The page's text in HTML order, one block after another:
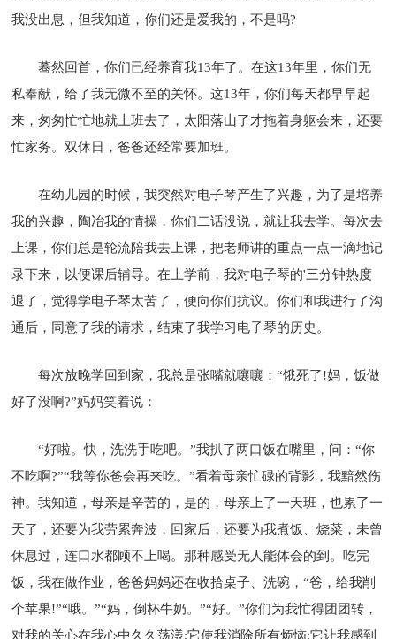
我没出息，但我知道，你们还是爱我的，不是吗?
蓦然回首，你们已经养育我13年了。在这13年里，你们无
私奉献，给了我无微不至的关怀。这13年，你们每天都早早起
来，匆匆忙忙地就上班去了，太阳落山了才拖着身躯会来，还要
忙家务。双休日，爸爸还经常要加班。
在幼儿园的时候，我突然对电子琴产生了兴趣，为了是培养
我的兴趣，陶冶我的情操，你们二话没说，就让我去学。每次去
上课，你们总是轮流陪我去上课，把老师讲的重点一点一滴地记
录下来，以便课后辅导。在上学前，我对电子琴的'三分钟热度
退了，觉得学电子琴太苦了，便向你们抗议。你们和我进行了沟
通后，同意了我的请求，结束了我学习电子琴的历史。
每次放晚学回到家，我总是张嘴就嚷嚷：“饿死了!妈，饭做
好了没啊?”妈妈笑着说：
“好啦。快，洗洗手吃吧。”我扒了两口饭在嘴里，问：“你
不吃啊?”“我等你爸会再来吃。”看着母亲忙碌的背影，我黯然伤
神。我知道，母亲是辛苦的，是的，母亲上了一天班，也累了一
天了，还要为我劳累奔波，回家后，还要为我煮饭、烧菜，未曾
休息过，连口水都顾不上喝。那种感受无人能体会的到。吃完
饭，我在做作业，爸爸妈妈还在收拾桌子、洗碗，“爸，给我削
个苹果!”“哦。”“妈，倒杯牛奶。”“好。”你们为我忙得团团转，
对我的关心在我心中久久荡漾;它使我消除所有烦恼;它让我感到